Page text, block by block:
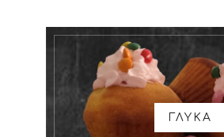
ΓΛΥΚΑ